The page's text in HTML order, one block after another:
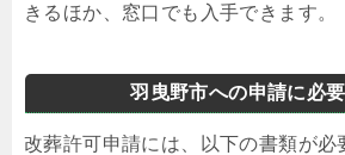
きるほか、窓口でも入手できます。
羽曳野市への申請に必
改葬許可申請には、以下の書類が必